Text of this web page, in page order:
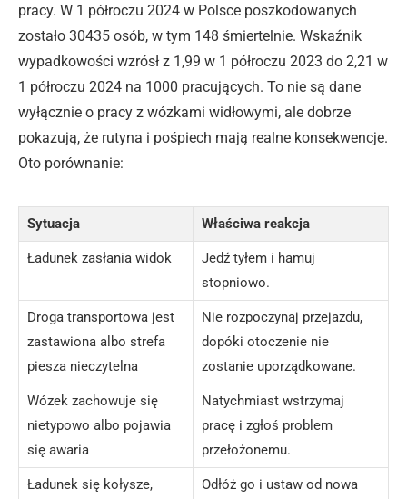
pracy. W 1 półroczu 2024 w Polsce poszkodowanych
zostało 30435 osób, w tym 148 śmiertelnie. Wskaźnik
wypadkowości wzrósł z 1,99 w 1 półroczu 2023 do 2,21 w
1 półroczu 2024 na 1000 pracujących. To nie są dane
wyłącznie o pracy z wózkami widłowymi, ale dobrze
pokazują, że rutyna i pośpiech mają realne konsekwencje.
Oto porównanie:
Sytuacja Właściwa reakcja
Ładunek zasłania widok
Jedź tyłem i hamuj
stopniowo.
Droga transportowa jest
zastawiona albo strefa
piesza nieczytelna
Nie rozpoczynaj przejazdu,
dopóki otoczenie nie
zostanie uporządkowane.
Wózek zachowuje się
nietypowo albo pojawia
się awaria
Natychmiast wstrzymaj
pracę i zgłoś problem
przełożonemu.
Ładunek się kołysze,
Odłóż go i ustaw od nowa